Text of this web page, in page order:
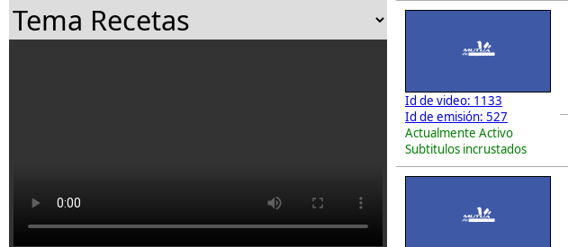
Id de video: 1133
Id de emisión: 527
Actualmente Activo
Subtitulos incrustados